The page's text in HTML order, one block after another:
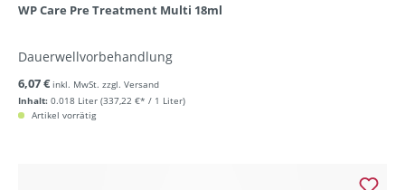
WP Care Pre Treatment Multi 18ml
Dauerwellvorbehandlung
Inhalt: 0.018 Liter (337,22 €* / 1 Liter)
6,07 € inkl. MwSt. zzgl. Versand
Artikel vorrätig